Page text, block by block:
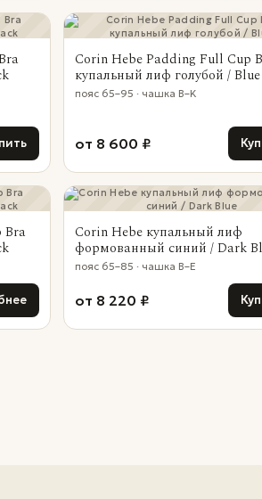
Corin Hebe Padding Full Cup
купальный лиф голубой / Blue
пояс 65–95 · чашка B–K
от 8 600 ₽
Bra Corin Hebe купальный лиф
формованный синий / Dark
пояс 65–85 · чашка B–E
от 8 220 ₽